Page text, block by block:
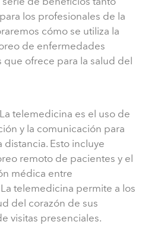
los profesionales de la
cómo se utiliza la
de enfermedades
ofrece para la salud del
La telemedicina es el uso de
y la comunicación para
Esto incluye
remoto de pacientes y el
médica entre
telemedicina permite a los
del corazón de sus
visitas presenciales.